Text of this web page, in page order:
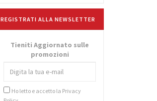
REGISTRATI ALLA NEWSLETTER
Tieniti Aggiornato sulle
promozioni
Ho letto e accetto la Privacy